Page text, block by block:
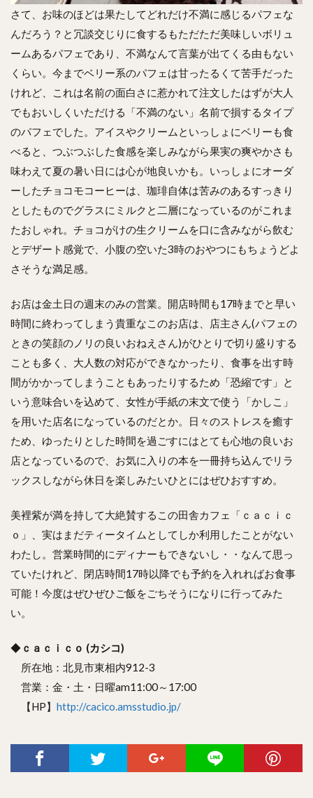
さて、お味のほどは果たしてどれだけ不満に感じるパフェな
んだろう？と冗談交じりに食するもただただ美味しいボリュ
ームあるパフェであり、不満なんて言葉が出てくる由もない
くらい。今までベリー系のパフェは甘ったるくて苦手だった
けれど、これは名前の面白さに惹かれて注文したはずが大人
でもおいしくいただける「不満のない」名前で損するタイプ
のパフェでした。アイスやクリームといっしょにベリーも食
べると、つぶつぶした食感を楽しみながら果実の爽やかさも
味わえて夏の暑い日には心が地良いかも。いっしょにオーダ
ーしたチョコモコーヒーは、珈琲自体は苦みのあるすっきり
としたものでグラスにミルクと二層になっているのがこれま
たおしゃれ。チョコがけの生クリームを口に含みながら飲む
とデザート感覚で、小腹の空いた3時のおやつにもちょうどよ
さそうな満足感。
お店は金土日の週末のみの営業。開店時間も17時までと早い
時間に終わってしまう貴重なこのお店は、店主さん(パフェの
ときの笑顔のノリの良いおねえさん)がひとりで切り盛りする
ことも多く、大人数の対応ができなかったり、食事を出す時
間がかかってしまうこともあったりするため「恐縮です」と
いう意味合いを込めて、女性が手紙の末文で使う「かしこ」
を用いた店名になっているのだとか。日々のストレスを癒す
ため、ゆったりとした時間を過ごすにはとても心地の良いお
店となっているので、お気に入りの本を一冊持ち込んでリラ
ックスしながら休日を楽しみたいひとにはぜひおすすめ。
美裡紫が満を持して大絶賛するこの田舎カフェ「ｃａｃｉｃ
ｏ」、実はまだティータイムとしてしか利用したことがない
わたし。営業時間的にディナーもできないし・・なんて思っ
ていたけれど、閉店時間17時以降でも予約を入れればお食事
可能！今度はぜひぜひご飯をごちそうになりに行ってみた
い。
◆ ｃａｃｉｃｏ (カシコ)
所在地：北見市東相内912-3
営業：金・土・日曜am11:00～17:00
【HP】 http://cacico.amsstudio.jp/